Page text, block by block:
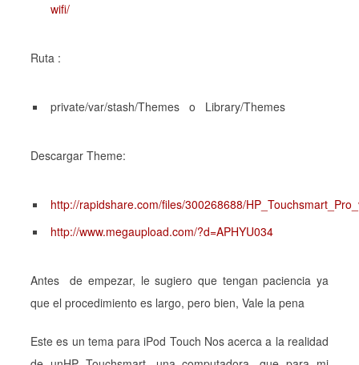
wifi/
Ruta :
private/var/stash/Themes o Library/Themes
Descargar Theme:
http://rapidshare.com/files/300268688/
http://www.megaupload.com/?d=APHYU034
Antes de empezar, le sugiero que tengan paciencia ya
que el procedimiento es largo, pero bien, Vale la pena
Este es un tema para iPod Touch Nos acerca a la realidad